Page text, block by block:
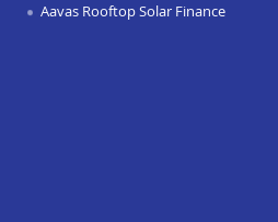
Aavas Rooftop Solar Finance